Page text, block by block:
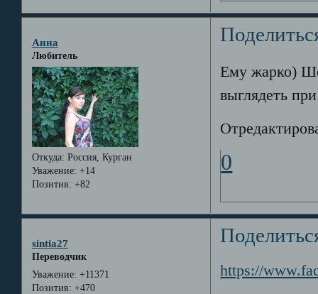
Анна
Любитель
Откуда: Россия, Курган
Уважение: +14
Позитив: +82
Ему жарко)
выглядеть
0
sintia27
Переводчик
Уважение: +11371
Позитив: +470
https://